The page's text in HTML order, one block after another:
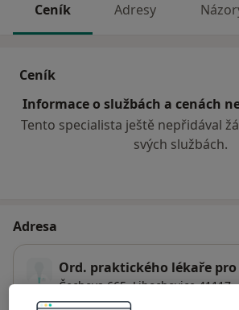
Ceník Adresy
Ceník
Informace o službách a cenách
Tento specialista ještě nepřidával
svých službách.
Adresa
Ord. praktického lékaře pro
Čechova 665, Libochovice41117